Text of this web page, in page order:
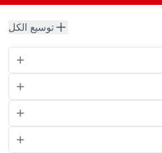
توسيع الكل